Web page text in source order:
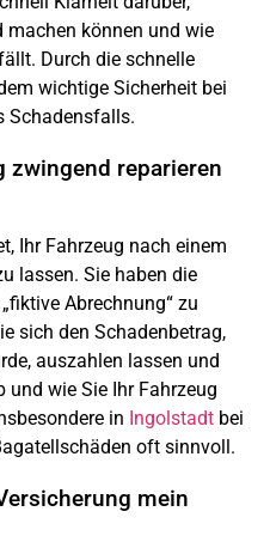
machen können und wie
Durch die schnelle
wichtige Sicherheit bei
Schadensfalls.
zwingend reparieren
Ihr Fahrzeug nach einem
lassen. Sie haben die
Abrechnung“ zu
sich den Schadenbetrag,
auszahlen lassen und
und wie Sie Ihr Fahrzeug
in Ingolstadt bei
oft sinnvoll.
mein